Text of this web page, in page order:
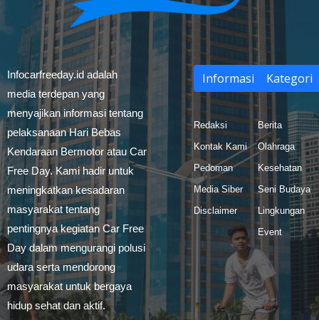
Infocarfreeday.id adalah
media terdepan yang
menyajikan informasi tentang
pelaksanaan Hari Bebas
Kendaraan Bermotor atau Car
Free Day. Kami hadir untuk
meningkatkan kesadaran
masyarakat tentang
pentingnya kegiatan Car Free
Day dalam mengurangi polusi
udara serta mendorong
masyarakat untuk bergaya
hidup sehat dan aktif.
Informasi
Redaksi
Kontak Kami
Pedoman
Media Siber
Disclaimer
Kategori
Berita
Olahraga
Kesehatan
Seni Budaya
Lingkungan
Event